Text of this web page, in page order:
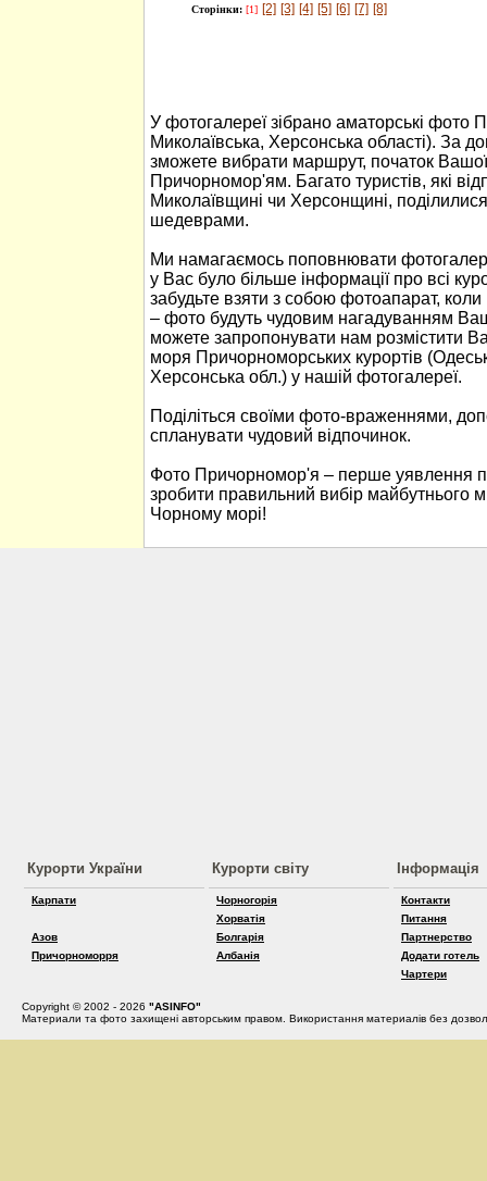
Сторінки: [1] [2] [3] [4] [5] [6] [7] [8]
У фотогалереї зібрано аматорські фото
Миколаївська, Херсонська області). За
зможете вибрати маршрут, початок
Причорномор'ям. Багато туристів, які
Миколаївщині чи Херсонщині,
шедеврами.
Ми намагаємось поповнювати
у Вас було більше інформації про всі
забудьте взяти з собою фотоапарат,
– фото будуть чудовим нагадуванням
можете запропонувати нам розмістити
моря Причорноморських курортів
Херсонська обл.) у нашій фотогалереї.
Поділіться своїми фото-враженнями,
спланувати чудовий відпочинок.
Фото Причорномор'я – перше уявлення
зробити правильний вибір майбутнього
Чорному морі!
Курорти України
Карпати
Азов
Причорноморря
Курорти світу
Чорногорія
Хорватія
Болгарія
Албанія
Інформація
Контакти
Питання
Партнерство
Додати готель
Чартери
Copyright © 2002 - 2026 "ASINFO"
Материали та фото захищені авторським правом. Використання материалів без